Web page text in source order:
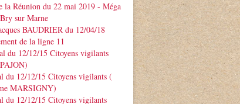
la Réunion du 22 mai 2019 - Méga
sur Marne
BAUDRIER du 12/04/18
de la ligne 11
du 12/12/15 Citoyens vigilants
du 12/12/15 Citoyens vigilants (
MARSIGNY)
du 12/12/15 Citoyens vigilants